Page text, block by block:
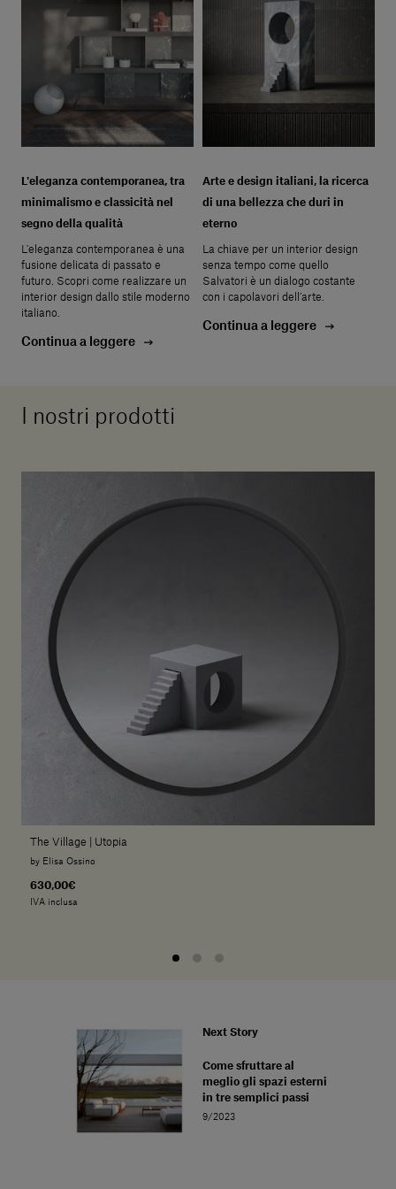
L'eleganza contemporanea, tra
minimalismo e classicità nel
segno della qualità
L'eleganza contemporanea è una
fusione delicata di passato e
futuro. Scopri come realizzare un
interior design dallo stile moderno
italiano.
Continua a leggere
Arte e design italiani, la ricerca
di una bellezza che duri in
eterno
La chiave per un interior design
senza tempo come quello
Salvatori è un dialogo costante
con i capolavori dell’arte.
Continua a leggere
I nostri prodotti
The Village | Utopia
by Elisa Ossino
630,00€
IVA inclusa
Next Story
Come sfruttare al
meglio gli spazi esterni
in tre semplici passi
9/2023